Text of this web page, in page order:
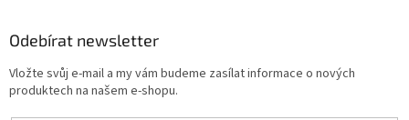
Odebírat newsletter
Vložte svůj e-mail a my vám budeme zasílat informace o nových
produktech na našem e-shopu.